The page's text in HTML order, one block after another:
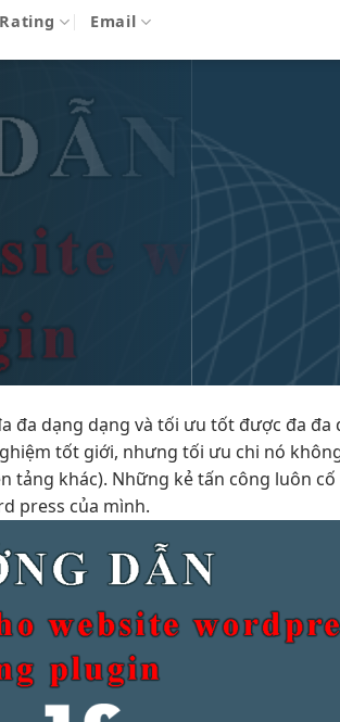
Email
đa dạng dạng vàtối ưu tốt được đa đa
tốt giới, nhưngtối ưu chi nó
tảng khác). Những kẻ tấn công luôn
press của mình.